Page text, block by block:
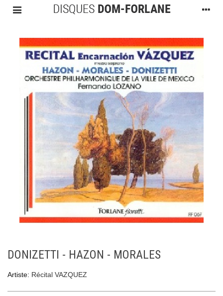
DONIZETTI - HAZON - MORALES
Artiste: Récital VAZQUEZ